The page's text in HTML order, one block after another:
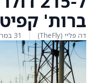
ברות'
דה פליי (TheFly) 31 במרץ 2026